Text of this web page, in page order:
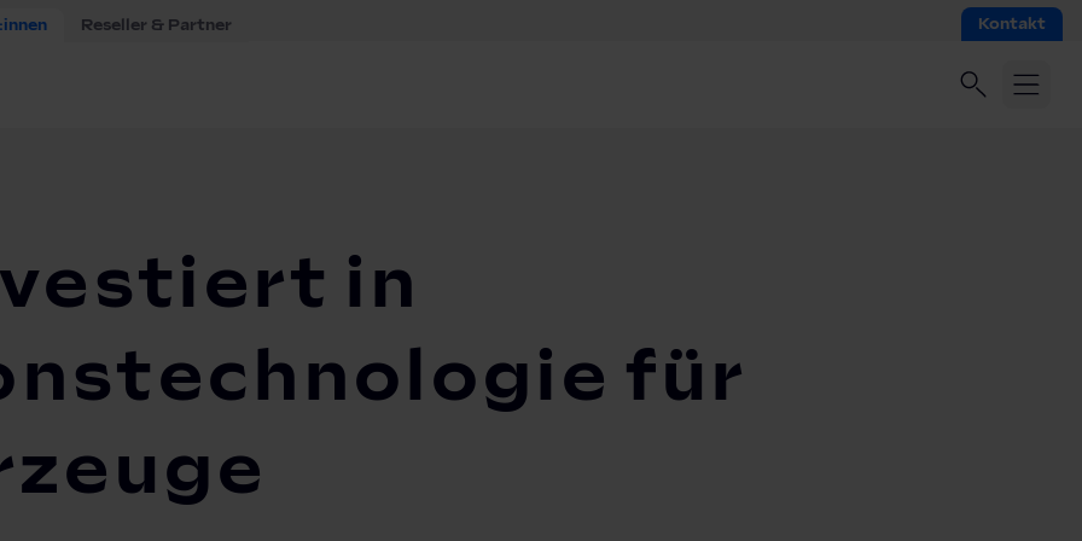
Reseller & Partner Kontakt
in
für